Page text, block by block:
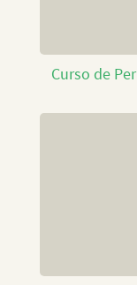
Curso de